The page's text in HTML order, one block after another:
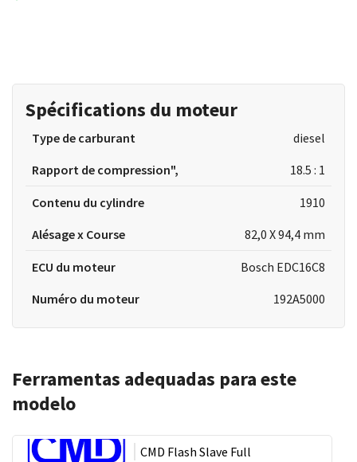
Spécifications du moteur
Type de carburant
diesel
Rapport de compression",
18.5 : 1
Contenu du cylindre
1910
Alésage x Course
82,0 X 94,4 mm
ECU du moteur
Bosch EDC16C8
Numéro du moteur
192A5000
Ferramentas adequadas para este
modelo
CMD Flash Slave Full